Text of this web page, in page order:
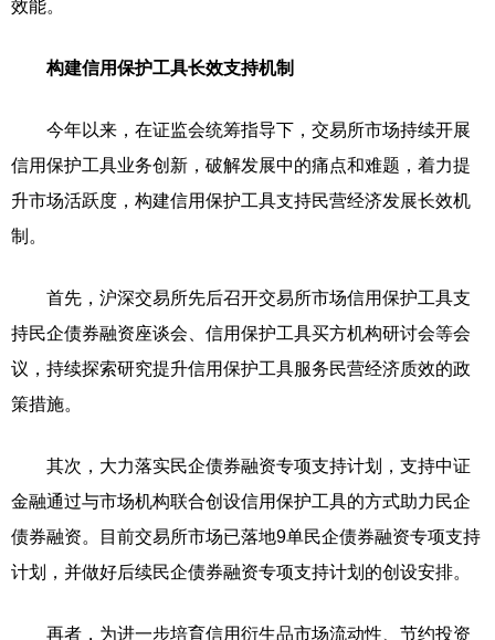
效能。
构建信用保护工具长效支持机制
今年以来，在证监会统筹指导下，交易所市场持续开展
信用保护工具业务创新，破解发展中的痛点和难题，着力提
升市场活跃度，构建信用保护工具支持民营经济发展长效机
制。
首先，沪深交易所先后召开交易所市场信用保护工具支
持民企债券融资座谈会、信用保护工具买方机构研讨会等会
议，持续探索研究提升信用保护工具服务民营经济质效的政
策措施。
其次，大力落实民企债券融资专项支持计划，支持中证
金融通过与市场机构联合创设信用保护工具的方式助力民企
债券融资。目前交易所市场已落地9单民企债券融资专项支持
计划，并做好后续民企债券融资专项支持计划的创设安排。
再者，为进一步培育信用衍生品市场流动性、节约投资